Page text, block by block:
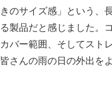
のサイズ感」という、
製品だと感じました。
バー範囲、そしてスト
さんの雨の日の外出を